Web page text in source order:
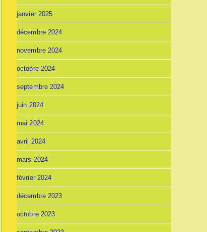
janvier 2025
décembre 2024
novembre 2024
octobre 2024
septembre 2024
juin 2024
mai 2024
avril 2024
mars 2024
février 2024
décembre 2023
octobre 2023